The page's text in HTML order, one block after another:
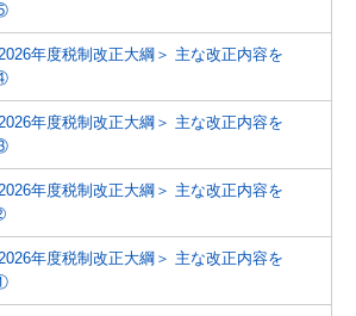
年度税制改正大綱＞ 主な改正内容を
年度税制改正大綱＞ 主な改正内容を
年度税制改正大綱＞ 主な改正内容を
年度税制改正大綱＞ 主な改正内容を